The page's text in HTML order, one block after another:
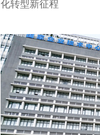
化转型新征程